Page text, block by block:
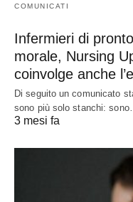
COMUNICATI
Infermieri di
morale, Nursing
coinvolge anche
Di seguito un comunicato
sono più solo stanchi: sono…
3 mesi fa